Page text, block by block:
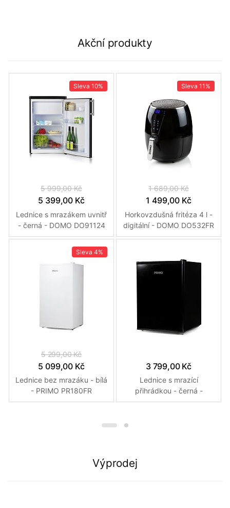
Akční produkty
Sleva 10%
5 999,00 Kč
5 399,00 Kč
Lednice s mrazákem uvnitř
- černá - DOMO DO91124
Sleva 11%
1 689,00 Kč
1 499,00 Kč
Horkovzdušná fritéza 4 l -
digitální - DOMO DO532FR
Sleva 4%
5 299,00 Kč
5 099,00 Kč
Lednice bez mrazáku - bílá
- PRIMO PR180FR
3 799,00 Kč
Lednice s mrazící
přihrádkou - černá -
PRIMO PR155FR
Výprodej